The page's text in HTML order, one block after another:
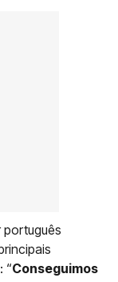
português
“Conseguimos